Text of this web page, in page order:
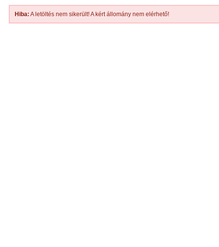
Hiba: A letöltés nem sikerült! A kért állomány nem elérhető!